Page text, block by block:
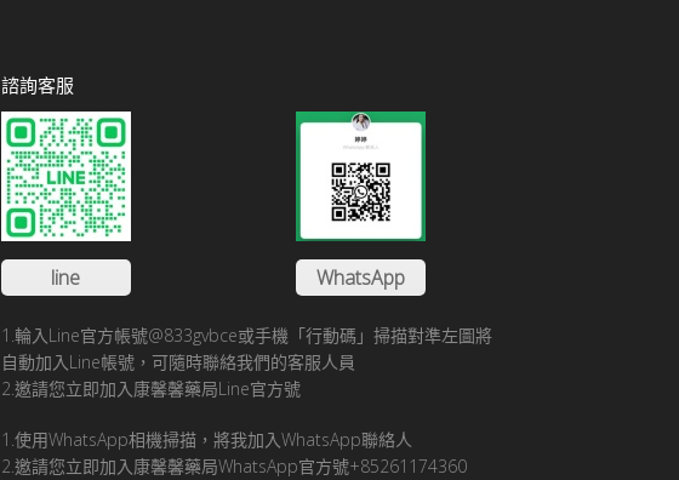
諮詢客服
line WhatsApp
1.輪入Line官方帳號@833gvbce或手機「行動碼」掃描對準左圖將
自動加入Line帳號，可隨時聯絡我們的客服人員
2.邀請您立即加入康馨馨藥局Line官方號
1.使用WhatsApp相機掃描，將我加入WhatsApp聯絡人
2.邀請您立即加入康馨馨藥局WhatsApp官方號+85261174360